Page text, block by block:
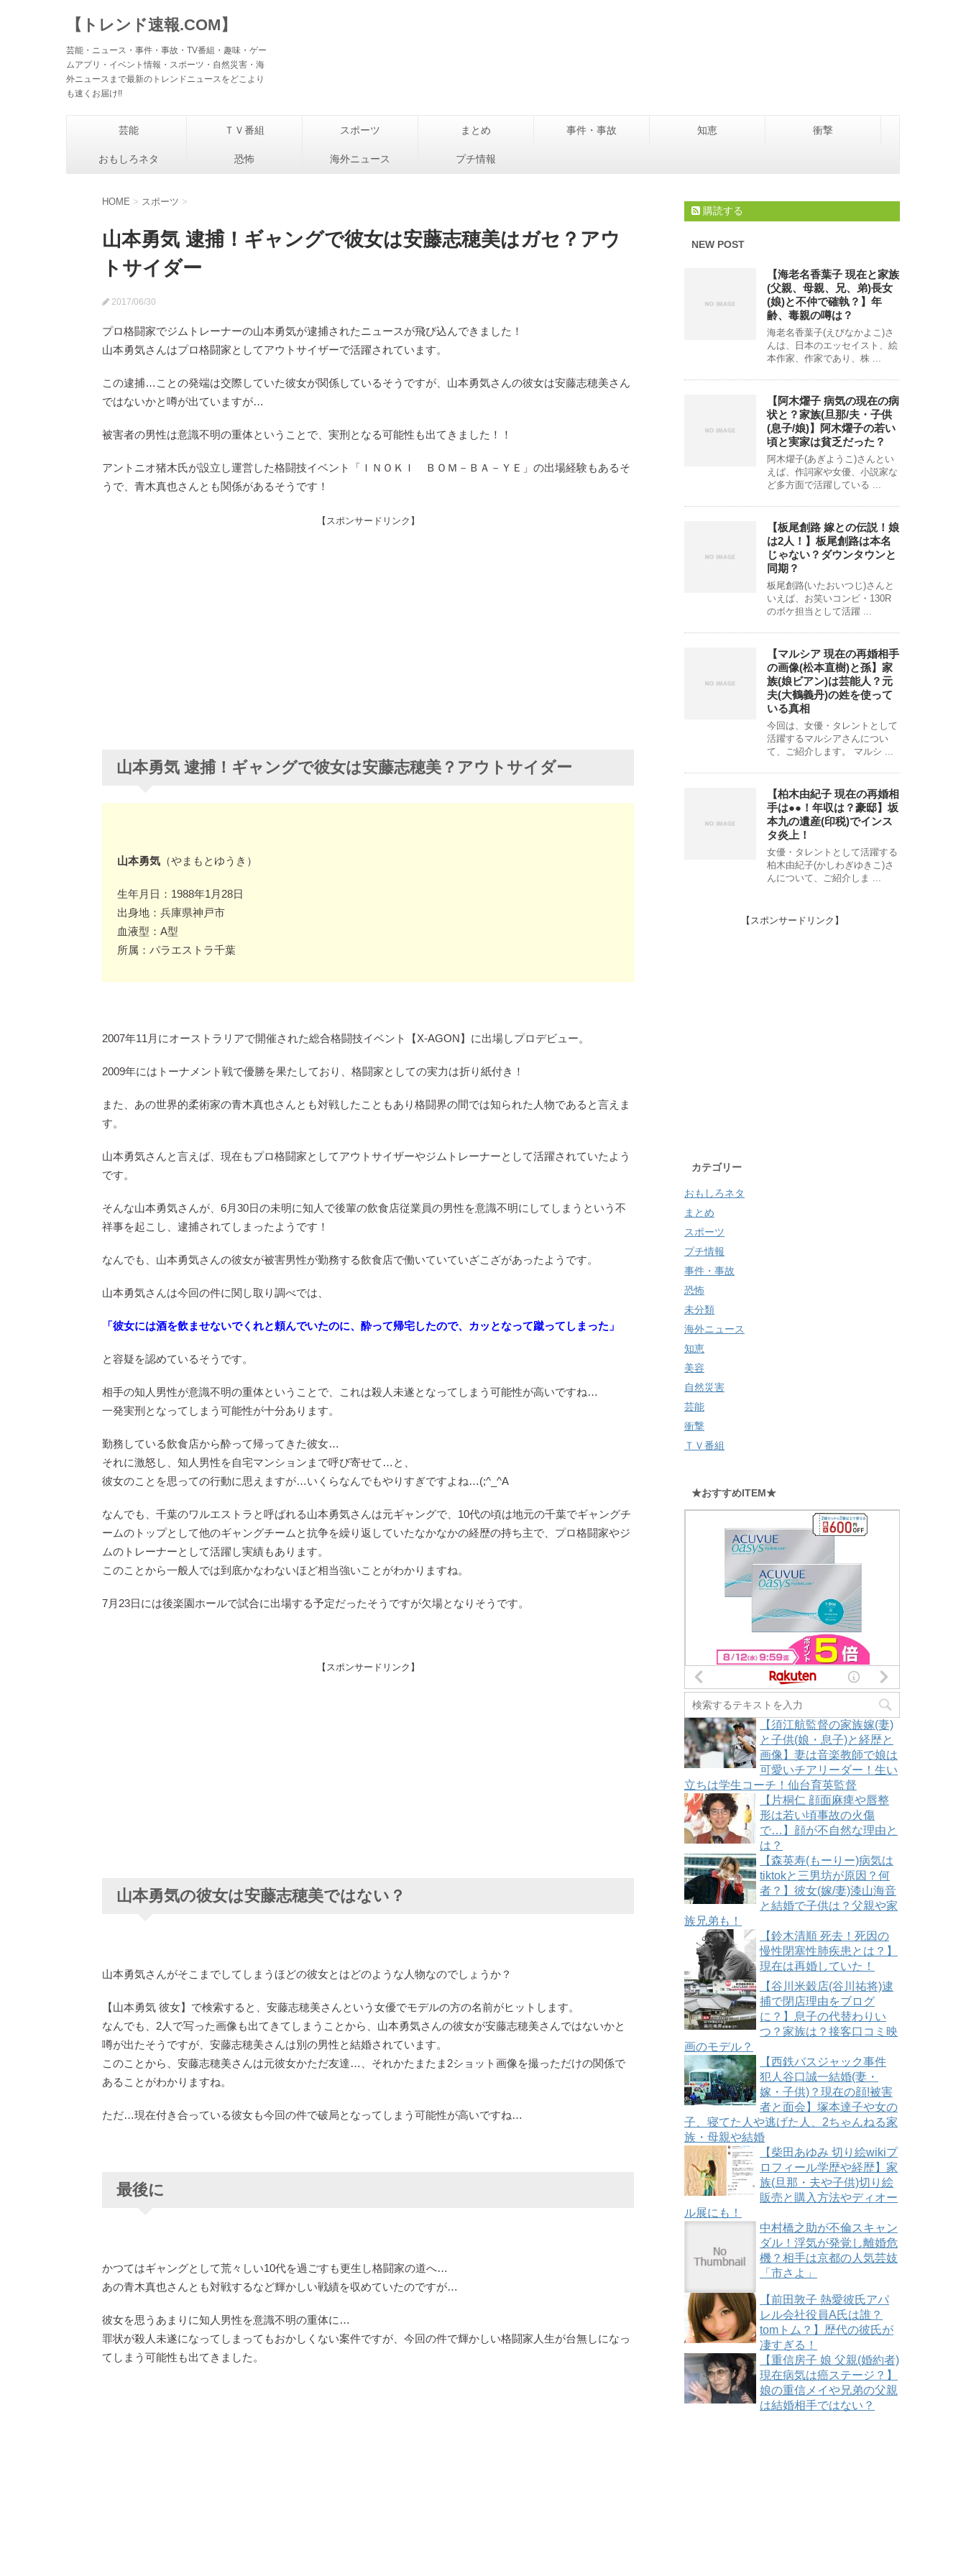
【トレンド速報.COM】
芸能・ニュース・事件・事故・TV番組・趣味・ゲー
ムアプリ・イベント情報・スポーツ・自然災害・海
外ニュースまで最新のトレンドニュースをどこより
も速くお届け!!
芸能 ＴＶ番組 スポーツ まとめ 事件・事故 知恵 衝撃
おもしろネタ 恐怖 海外ニュース プチ情報
HOME > スポーツ >
山本勇気 逮捕！ギャングで彼女は安藤志穂美はガセ？アウ
トサイダー
2017/06/30
プロ格闘家でジムトレーナーの山本勇気が逮捕されたニュースが飛び込んできました！
山本勇気さんはプロ格闘家としてアウトサイザーで活躍されています。
この逮捕…ことの発端は交際していた彼女が関係しているそうですが、山本勇気さんの彼女は安藤志穂美さん
ではないかと噂が出ていますが…
被害者の男性は意識不明の重体ということで、実刑となる可能性も出てきました！！
アントニオ猪木氏が設立し運営した格闘技イベント「ＩＮＯＫＩ ＢＯＭ－ＢＡ－ＹＥ」の出場経験もあるそ
うで、青木真也さんとも関係があるそうです！
【スポンサードリンク】
山本勇気 逮捕！ギャングで彼女は安藤志穂美？アウトサイダー
山本勇気 （やまもとゆうき）
生年月日：1988年1月28日
出身地：兵庫県神戸市
血液型：A型
所属：パラエストラ千葉
2007年11月にオーストラリアで開催された総合格闘技イベント【X-AGON】に出場しプロデビュー。
2009年にはトーナメント戦で優勝を果たしており、格闘家としての実力は折り紙付き！
また、あの世界的柔術家の青木真也さんとも対戦したこともあり格闘界の間では知られた人物であると言えま
す。
山本勇気さんと言えば、現在もプロ格闘家としてアウトサイザーやジムトレーナーとして活躍されていたよう
です。
そんな山本勇気さんが、6月30日の未明に知人で後輩の飲食店従業員の男性を意識不明にしてしまうという不
祥事を起こし、逮捕されてしまったようです！
なんでも、山本勇気さんの彼女が被害男性が勤務する飲食店で働いていていざこざがあったようです。
山本勇気さんは今回の件に関し取り調べでは、
「彼女には酒を飲ませないでくれと頼んでいたのに、酔って帰宅したので、カッとなって蹴ってしまった」
と容疑を認めているそうです。
相手の知人男性が意識不明の重体ということで、これは殺人未遂となってしまう可能性が高いですね…
一発実刑となってしまう可能性が十分あります。
勤務している飲食店から酔って帰ってきた彼女…
それに激怒し、知人男性を自宅マンションまで呼び寄せて…と、
彼女のことを思っての行動に思えますが…いくらなんでもやりすぎですよね…(;^_^A
なんでも、千葉のワルエストラと呼ばれる山本勇気さんは元ギャングで、10代の頃は地元の千葉でギャングチ
ームのトップとして他のギャングチームと抗争を繰り返していたなかなかの経歴の持ち主で、プロ格闘家やジ
ムのトレーナーとして活躍し実績もあります。
このことから一般人では到底かなわないほど相当強いことがわかりますね。
7月23日には後楽園ホールで試合に出場する予定だったそうですが欠場となりそうです。
【スポンサードリンク】
山本勇気の彼女は安藤志穂美ではない？
山本勇気さんがそこまでしてしまうほどの彼女とはどのような人物なのでしょうか？
【山本勇気 彼女】で検索すると、安藤志穂美さんという女優でモデルの方の名前がヒットします。
なんでも、2人で写った画像も出てきてしまうことから、山本勇気さんの彼女が安藤志穂美さんではないかと
噂が出たそうですが、安藤志穂美さんは別の男性と結婚されています。
このことから、安藤志穂美さんは元彼女かただ友達…、それかたまたま2ショット画像を撮っただけの関係で
あることがわかりますね。
ただ…現在付き合っている彼女も今回の件で破局となってしまう可能性が高いですね…
最後に
かつてはギャングとして荒々しい10代を過ごすも更生し格闘家の道へ…
あの青木真也さんとも対戦するなど輝かしい戦績を収めていたのですが…
彼女を思うあまりに知人男性を意識不明の重体に…
罪状が殺人未遂になってしまってもおかしくない案件ですが、今回の件で輝かしい格闘家人生が台無しになっ
てしまう可能性も出てきました。
購読する
NEW POST
【海老名香葉子 現在と家族
(父親、母親、兄、弟)長女
(娘)と不仲で確執？】年
齢、毒親の噂は？
海老名香葉子(えびなかよこ)さ
んは、日本のエッセイスト、絵
本作家、作家であり、株 ...
【阿木燿子 病気の現在の病
状と？家族(旦那/夫・子供
(息子/娘)】阿木燿子の若い
頃と実家は貧乏だった？
阿木燿子(あぎようこ)さんとい
えば、作詞家や女優、小説家な
ど多方面で活躍している ...
【板尾創路 嫁との伝説！娘
は2人！】板尾創路は本名
じゃない？ダウンタウンと
同期？
板尾創路(いたおいつじ)さんと
いえば、お笑いコンビ・130R
のボケ担当として活躍 ...
【マルシア 現在の再婚相手
の画像(松本直樹)と孫】家
族(娘ビアン)は芸能人？元
夫(大鶴義丹)の姓を使って
いる真相
今回は、女優・タレントとして
活躍するマルシアさんについ
て、ご紹介します。 マルシ ...
【柏木由紀子 現在の再婚相
手は●●！年収は？豪邸】坂
本九の遺産(印税)でインス
タ炎上！
女優・タレントとして活躍する
柏木由紀子(かしわぎゆきこ)さ
んについて、ご紹介しま ...
【スポンサードリンク】
カテゴリー
おもしろネタ
まとめ
スポーツ
プチ情報
事件・事故
恐怖
未分類
海外ニュース
知恵
美容
自然災害
芸能
衝撃
ＴＶ番組
★おすすめITEM★
【須江航監督の家族嫁(妻)
と子供(娘・息子)と経歴と
画像】妻は音楽教師で娘は
可愛いチアリーダー！生い
立ちは学生コーチ！仙台育英監督
【片桐仁 顔面麻痺や唇整
形は若い頃事故の火傷
で…】顔が不自然な理由と
は？
【森英寿(もーりー)病気は
tiktokと三男坊が原因？何
者？】彼女(嫁/妻)漆山海音
と結婚で子供は？父親や家
族兄弟も！
【鈴木清順 死去！死因の
慢性閉塞性肺疾患とは？】
現在は再婚していた！
【谷川米穀店(谷川祐将)逮
捕で閉店理由をブログ
に？】息子の代替わりい
つ？家族は？接客口コミ映
画のモデル？
【西鉄バスジャック事件
犯人谷口誠一結婚(妻・
嫁・子供)？現在の顔!被害
者と面会】塚本達子や女の
子、寝てた人や逃げた人、2ちゃんねる家
族・母親や結婚
【柴田あゆみ 切り絵wikiプ
ロフィール学歴や経歴】家
族(旦那・夫や子供)切り絵
販売と購入方法やディオー
ル展にも！
中村橋之助が不倫スキャン
ダル！浮気が発覚し離婚危
機？相手は京都の人気芸妓
「市さよ」
【前田敦子 熱愛彼氏アパ
レル会社役員A氏は誰？
tomトム？】歴代の彼氏が
凄すぎる！
【重信房子 娘 父親(婚約者)
現在病気は癌ステージ？】
娘の重信メイや兄弟の父親
は結婚相手ではない？